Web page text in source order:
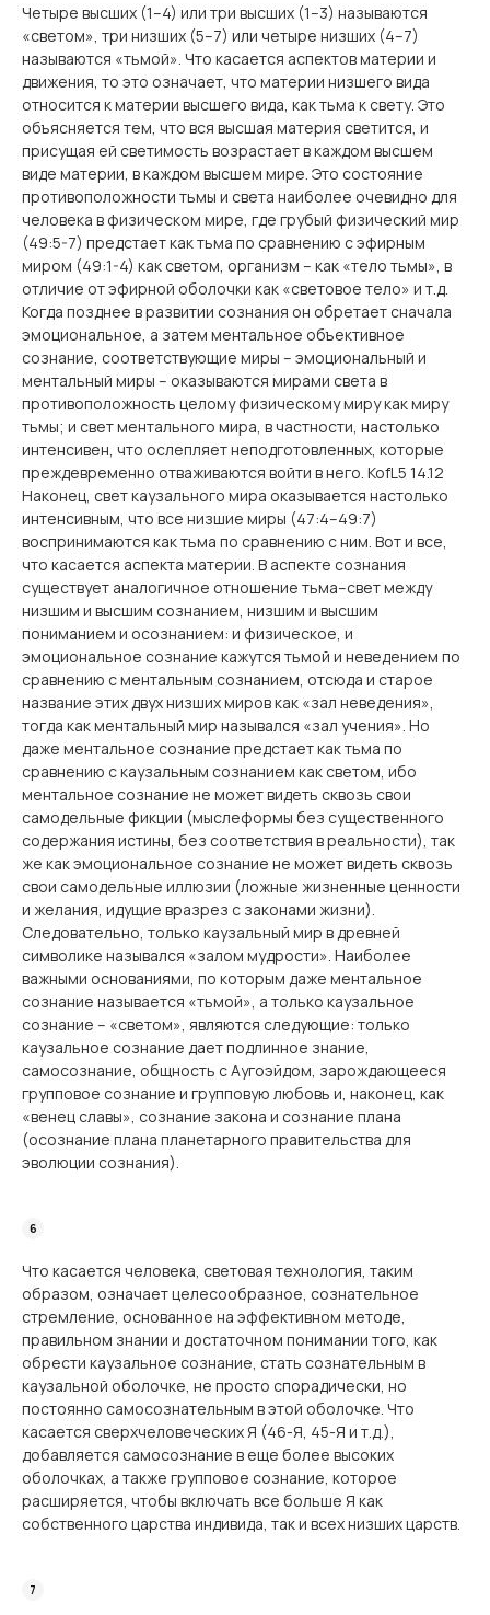
Четыре высших (1–4) или три высших (1–3) называются
«светом», три низших (5–7) или четыре низших (4–7)
называются «тьмой». Что касается аспектов материи и
движения, то это означает, что материи низшего вида
относится к материи высшего вида, как тьма к свету. Это
объясняется тем, что вся высшая материя светится, и
присущая ей светимость возрастает в каждом высшем
виде материи, в каждом высшем мире. Это состояние
противоположности тьмы и света наиболее очевидно для
человека в физическом мире, где грубый физический мир
(49:5-7) предстает как тьма по сравнению с эфирным
миром (49:1-4) как светом, организм – как «тело тьмы», в
отличие от эфирной оболочки как «световое тело» и т.д.
Когда позднее в развитии сознания он обретает сначала
эмоциональное, а затем ментальное объективное
сознание, соответствующие миры – эмоциональный и
ментальный миры – оказываются мирами света в
противоположность целому физическому миру как миру
тьмы; и свет ментального мира, в частности, настолько
интенсивен, что ослепляет неподготовленных, которые
преждевременно отваживаются войти в него. KofL5 14.12
Наконец, свет каузального мира оказывается настолько
интенсивным, что все низшие миры (47:4–49:7)
воспринимаются как тьма по сравнению с ним. Вот и все,
что касается аспекта материи. В аспекте сознания
существует аналогичное отношение тьма–свет между
низшим и высшим сознанием, низшим и высшим
пониманием и осознанием: и физическое, и
эмоциональное сознание кажутся тьмой и неведением по
сравнению с ментальным сознанием, отсюда и старое
название этих двух низших миров как «зал неведения»,
тогда как ментальный мир назывался «зал учения». Но
даже ментальное сознание предстает как тьма по
сравнению с каузальным сознанием как светом, ибо
ментальное сознание не может видеть сквозь свои
самодельные фикции (мыслеформы без существенного
содержания истины, без соответствия в реальности), так
же как эмоциональное сознание не может видеть сквозь
свои самодельные иллюзии (ложные жизненные ценности
и желания, идущие вразрез с законами жизни).
Следовательно, только каузальный мир в древней
символике назывался «залом мудрости». Наиболее
важными основаниями, по которым даже ментальное
сознание называется «тьмой», а только каузальное
сознание – «светом», являются следующие: только
каузальное сознание дает подлинное знание,
самосознание, общность с Aугоэйдом, зарождающееся
групповое сознание и групповую любовь и, наконец, как
«венец славы», сознание закона и сознание плана
(осознание плана планетарного правительства для
эволюции сознания).
Что касается человека, световая технология, таким
образом, означает целесообразное, сознательное
стремление, основанное на эффективном методе,
правильном знании и достаточном понимании того, как
обрести каузальное сознание, стать сознательным в
каузальной оболочке, не просто спорадически, но
постоянно самосознательным в этой оболочке. Что
касается сверхчеловеческих Я (46-Я, 45-Я и т.д.),
добавляется самосознание в еще более высоких
оболочках, а также групповое сознание, которое
расширяется, чтобы включать все больше Я как
собственного царства индивида, так и всех низших царств.